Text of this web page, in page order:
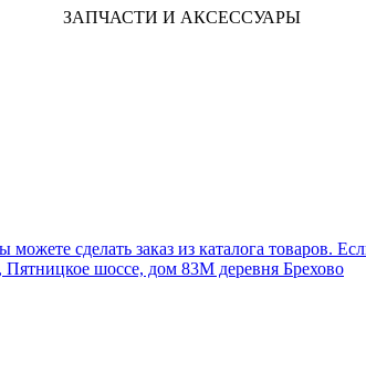
ЗАПЧАСТИ И АКСЕССУАРЫ
сделать заказ из каталога товаров.
шоссе, дом 83М деревня Брехово